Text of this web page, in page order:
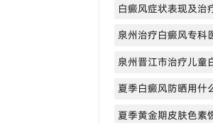
白癜风症状表现及治
泉州治疗白癜风专科
泉州晋江市治疗儿童
夏季白癜风防晒用什
夏季黄金期皮肤色素